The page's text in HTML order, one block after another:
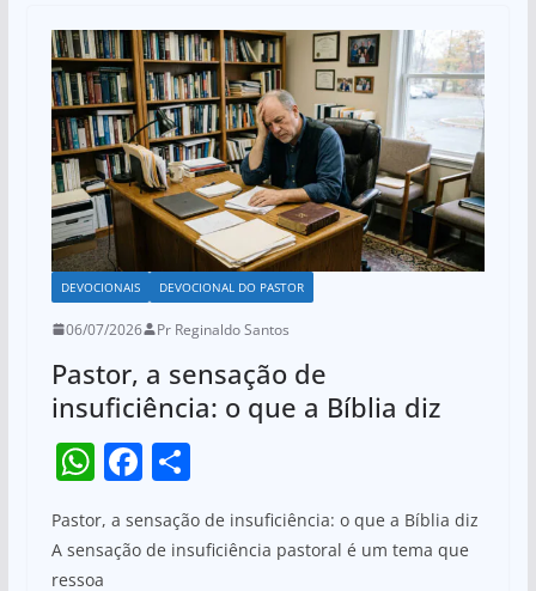
A
p
p
b
o
o
k
DEVOCIONAIS DEVOCIONAL DO PASTOR
06/07/2026 Pr Reginaldo Santos
Pastor, a sensação de
insuficiência: o que a Bíblia diz
W
at
s
F
c
S
h
ar
Pastor, a sensação de insuficiência: o que a Bíblia diz
A sensação de insuficiência pastoral é um tema que
ressoa